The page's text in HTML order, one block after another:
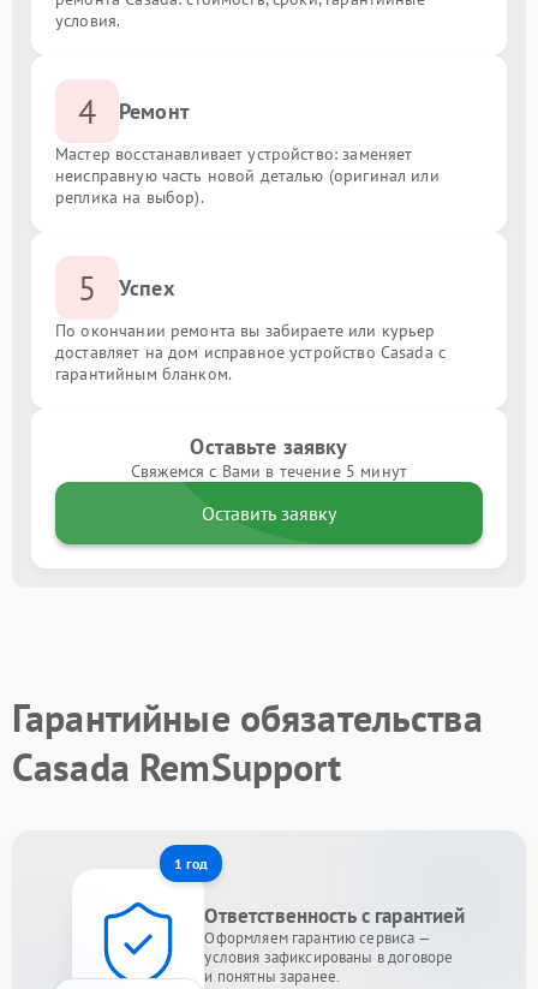
условия.
4 Ремонт
Мастер восстанавливает устройство: заменяет
неисправную часть новой деталью (оригинал или
реплика на выбор).
5 Успех
По окончании ремонта вы забираете или курьер
доставляет на дом исправное устройство Casada с
гарантийным бланком.
Оставьте заявку
Свяжемся с Вами в течение 5 минут
Оставить заявку
Гарантийные обязательства
Casada RemSupport
1 год
Ответственность с гарантией
Оформляем гарантию сервиса —
условия зафиксированы в договоре
и понятны заранее.